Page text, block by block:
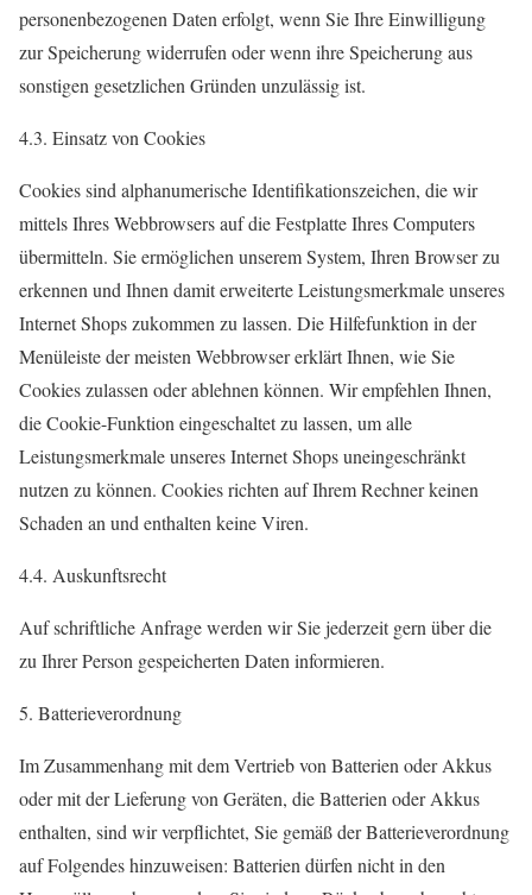
personenbezogenen Daten erfolgt, wenn Sie Ihre Einwilligung
zur Speicherung widerrufen oder wenn ihre Speicherung aus
sonstigen gesetzlichen Gründen unzulässig ist.
4.3. Einsatz von Cookies
Cookies sind alphanumerische Identifikationszeichen, die wir
mittels Ihres Webbrowsers auf die Festplatte Ihres Computers
übermitteln. Sie ermöglichen unserem System, Ihren Browser zu
erkennen und Ihnen damit erweiterte Leistungsmerkmale unseres
Internet Shops zukommen zu lassen. Die Hilfefunktion in der
Menüleiste der meisten Webbrowser erklärt Ihnen, wie Sie
Cookies zulassen oder ablehnen können. Wir empfehlen Ihnen,
die Cookie-Funktion eingeschaltet zu lassen, um alle
Leistungsmerkmale unseres Internet Shops uneingeschränkt
nutzen zu können. Cookies richten auf Ihrem Rechner keinen
Schaden an und enthalten keine Viren.
4.4. Auskunftsrecht
Auf schriftliche Anfrage werden wir Sie jederzeit gern über die
zu Ihrer Person gespeicherten Daten informieren.
5. Batterieverordnung
Im Zusammenhang mit dem Vertrieb von Batterien oder Akkus
oder mit der Lieferung von Geräten, die Batterien oder Akkus
enthalten, sind wir verpflichtet, Sie gemäß der Batterieverordnung
auf Folgendes hinzuweisen: Batterien dürfen nicht in den